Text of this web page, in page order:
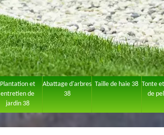
Plantation et
entretien de
jardin 38
Abattage d'arbres
38
Taille de haie 38 Tonte
de